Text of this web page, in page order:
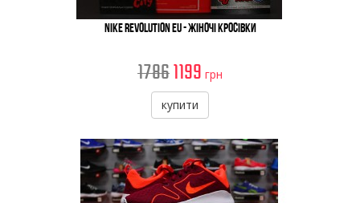
Nike Revolution EU - Жіночі Кросівки
17861199 грн
купити